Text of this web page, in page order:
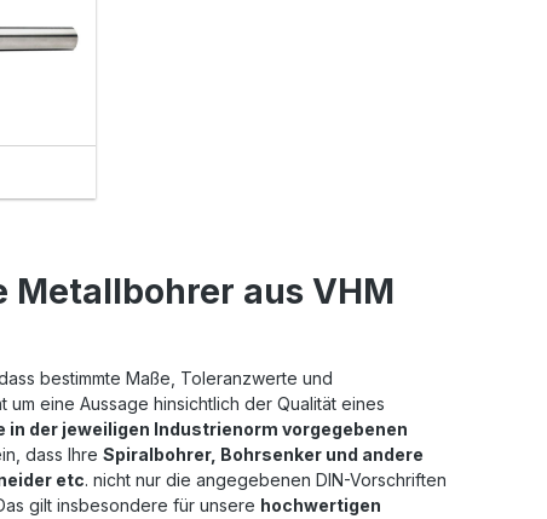
Metallbohrer aus VHM
bestimmte Maße, Toleranzwerte und
eine Aussage hinsichtlich der Qualität eines
der jeweiligen Industrienorm vorgegebenen
dass Ihre Spiralbohrer, Bohrsenker und andere
etc. nicht nur die angegebenen DIN-Vorschriften
gilt insbesondere für unsere hochwertigen